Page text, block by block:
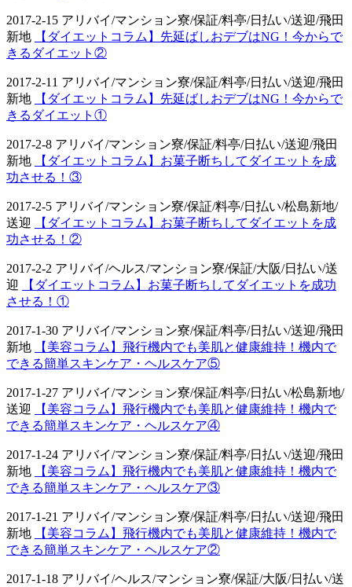
2017-2-15 アリバイ/マンション寮/保証/料亭/日払い/送迎/飛田
新地
【ダイエットコラム】先延ばしおデブはNG！今からで
きるダイエット②
2017-2-11 アリバイ/マンション寮/保証/料亭/日払い/送迎/飛田
新地
【ダイエットコラム】先延ばしおデブはNG！今からで
きるダイエット①
2017-2-8 アリバイ/マンション寮/保証/料亭/日払い/送迎/飛田
新地
【ダイエットコラム】お菓子断ちしてダイエットを成
功させる！③
2017-2-5 アリバイ/マンション寮/保証/料亭/日払い/松島新地/
送迎
【ダイエットコラム】お菓子断ちしてダイエットを成
功させる！②
2017-2-2 アリバイ/ヘルス/マンション寮/保証/大阪/日払い/送
迎
【ダイエットコラム】お菓子断ちしてダイエットを成功
させる！①
2017-1-30 アリバイ/マンション寮/保証/料亭/日払い/送迎/飛田
新地
【美容コラム】飛行機内でも美肌と健康維持！機内で
できる簡単スキンケア・ヘルスケア⑤
2017-1-27 アリバイ/マンション寮/保証/料亭/日払い/松島新地/
送迎
【美容コラム】飛行機内でも美肌と健康維持！機内で
できる簡単スキンケア・ヘルスケア④
2017-1-24 アリバイ/マンション寮/保証/料亭/日払い/送迎/飛田
新地
【美容コラム】飛行機内でも美肌と健康維持！機内で
できる簡単スキンケア・ヘルスケア③
2017-1-21 アリバイ/マンション寮/保証/料亭/日払い/送迎/飛田
新地
【美容コラム】飛行機内でも美肌と健康維持！機内で
できる簡単スキンケア・ヘルスケア②
2017-1-18 アリバイ/ヘルス/マンション寮/保証/大阪/日払い/送